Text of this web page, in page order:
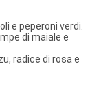
e peperoni verdi.
di maiale e
radice di rosa e